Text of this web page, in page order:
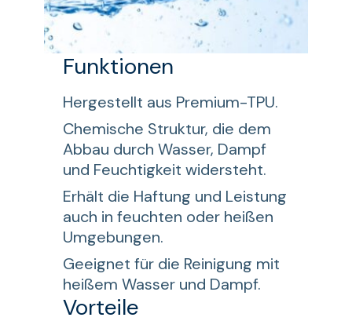
Funktionen
Hergestellt aus Premium-TPU.
Chemische Struktur, die dem
Abbau durch Wasser, Dampf
und Feuchtigkeit widersteht.
Erhält die Haftung und Leistung
auch in feuchten oder heißen
Umgebungen.
Geeignet für die Reinigung mit
heißem Wasser und Dampf.
Vorteile